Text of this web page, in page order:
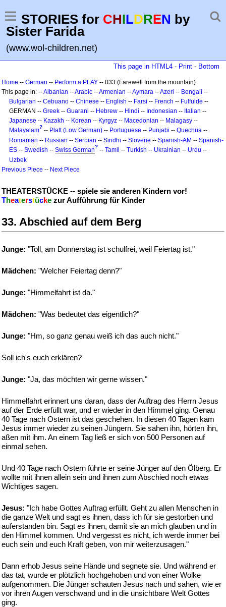
STORIES for CHILDREN by
Sister Farida
(www.wol-children.net)
This page in HTML4 - Print - Bottom
Home -- German -- Perform a PLAY -- 033 (Farewell from the mountain)
This page in: --Albanian --Arabic --Armenian --Aymara --Azeri -- Bengali --
Bulgarian -- Cebuano -- Chinese -- English -- Farsi -- French -- Fulfulde --
GERMAN -- Greek -- Guarani -- Hebrew -- Hindi -- Indonesian -- Italian --
Japanese -- Kazakh -- Korean -- Kyrgyz -- Macedonian -- Malagasy --
Malayalam? -- Platt (Low German) -- Portuguese -- Punjabi -- Quechua --
Romanian -- Russian -- Serbian -- Sindhi -- Slovene -- Spanish-AM -- Spanish-
ES -- Swedish -- Swiss German? -- Tamil -- Turkish -- Ukrainian -- Urdu --
Uzbek
Previous Piece -- Next Piece
THEATERSTÜCKE -- spiele sie anderen Kindern vor!
Theaterstücke zur Aufführung für Kinder
33. Abschied auf dem Berg
Junge: "Toll, am Donnerstag ist schulfrei, weil Feiertag ist."
Mädchen: "Welcher Feiertag denn?"
Junge: "Himmelfahrt ist da."
Mädchen: "Was bedeutet das eigentlich?"
Junge: "Hm, so ganz genau weiß ich das auch nicht."
Soll ich's euch erklären?
Junge: "Ja, das möchten wir gerne wissen."
Himmelfahrt erinnert uns daran, dass der Auftrag des Herrn Jesus
auf der Erde erfüllt war, und er wieder in den Himmel ging. Genau
40 Tage nach Ostern ist das geschehen. In diesen 40 Tagen kam
Jesus immer wieder zu seinen Jüngern. Sie sahen ihn, hörten ihn,
aßen mit ihm. An einem Tag ließ er sich von 500 Personen auf
einmal sehen.
Und 40 Tage nach Ostern führte er seine Jünger auf den Ölberg. Er
wollte mit ihnen allein sein und ihnen zum Abschied noch etwas
Wichtiges sagen.
Jesus: "Ich habe Gottes Auftrag erfüllt. Geht zu allen Menschen in
die ganze Welt und sagt es ihnen, dass ich für sie gestorben und
auferstanden bin. Sagt es ihnen, damit sie an mich glauben und in
den Himmel kommen. Und vergesst es nicht, ich werde immer bei
euch sein und euch Kraft geben, von mir weiterzusagen."
Dann erhob Jesus seine Hände und segnete sie. Und während er
das tat, wurde er plötzlich hochgehoben und von einer Wolke
aufgenommen. Die Jünger schauten Jesus nach und sahen, wie er
vor ihren Augen verschwand und in die unsichtbare Welt Gottes
ging.